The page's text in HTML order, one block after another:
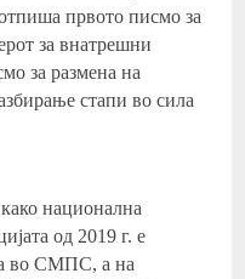
првото писмо за
за внатрешни
за размена на
стапи во сила
национална
од 2019 г. е
во СМПС, а на